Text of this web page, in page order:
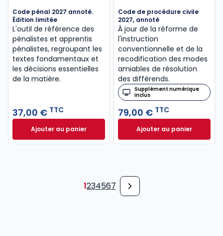
Code pénal 2027 annoté.
Édition limitée
L'outil de référence des
pénalistes et apprentis
pénalistes, regroupant les
textes fondamentaux et
les décisions essentielles
de la matière.
37,00 € TTC
Ajouter au panierCode pénal 2027 annoté. Édition limitée à 37,00 €
Code de procédure civile
2027, annoté
À jour de la réforme de
l'instruction
conventionnelle et de la
recodification des modes
amiables de résolution
des différends.
Supplément numérique
inclus
79,00 € TTC
Ajouter au panier
Code de
1234567